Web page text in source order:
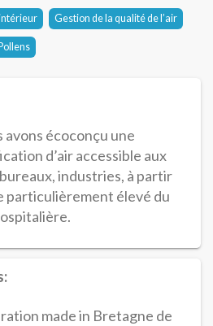
Gestion de la qualité de l’air
avons écoconçu une
d’air accessible aux
industries, à partir
particulièrement élevé du
made in Bretagne de